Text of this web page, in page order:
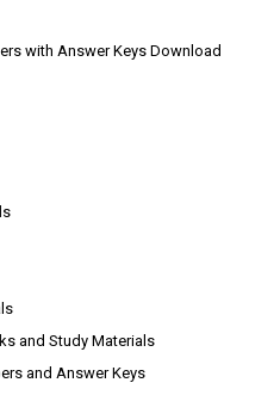
with Answer Keys Download
and Study Materials
and Answer Keys